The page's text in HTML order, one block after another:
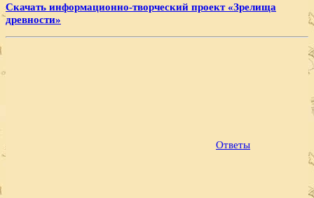
Скачать информационно-творческий проект «Зрелища
древности»
Ответы